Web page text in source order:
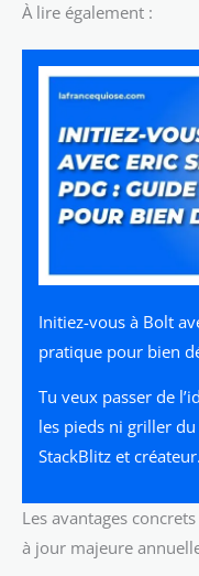
À lire également :
Initiez-vous à Bolt
pratique pour bien
Tu veux passer de
les pieds ni griller du
StackBlitz et
Les avantages
à jour majeure